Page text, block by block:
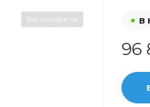
В
96
Вы смотрели